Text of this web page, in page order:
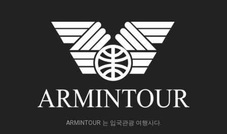
ARMINTOUR 는 입국관광 여행사다.